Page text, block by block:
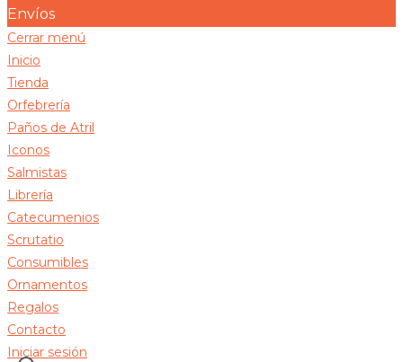
Envíos
Cerrar menú
Inicio
Tienda
Orfebrería
Paños de Atril
Iconos
Salmistas
Librería
Catecumenios
Scrutatio
Consumibles
Ornamentos
Regalos
Contacto
Iniciar sesión